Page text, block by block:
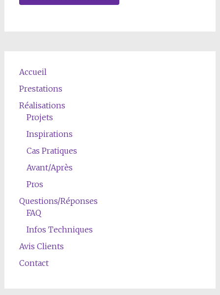
Accueil
Prestations
Réalisations
Projets
Inspirations
Cas Pratiques
Avant/Après
Pros
Questions/Réponses
FAQ
Infos Techniques
Avis Clients
Contact